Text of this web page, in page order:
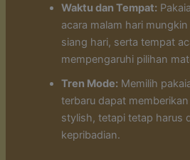
Waktu dan Tempat:
acara malam hari
siang hari, serta tempat
mempengaruhi pilihan
Tren Mode: Memilih
terbaru dapat
stylish, tetapi tetap harus
kepribadian.